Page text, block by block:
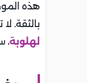
هذه
بالثقة.
لهلوبة،